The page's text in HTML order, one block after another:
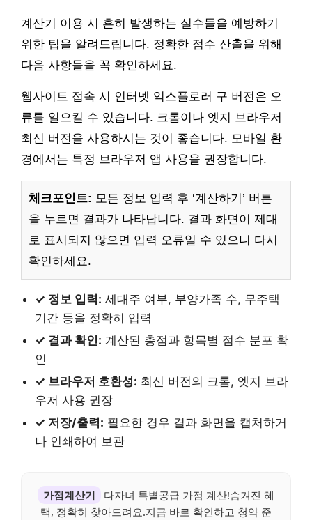
계산기 이용 시 흔히 발생하는 실수들을 예방하기
위한 팁을 알려드립니다. 정확한 점수 산출을 위해
다음 사항들을 꼭 확인하세요.
웹사이트 접속 시 인터넷 익스플로러 구 버전은 오
류를 일으킬 수 있습니다. 크롬이나 엣지 브라우저
최신 버전을 사용하시는 것이 좋습니다. 모바일 환
경에서는 특정 브라우저 앱 사용을 권장합니다.
체크포인트: 모든 정보 입력 후 ‘계산하기’ 버튼
을 누르면 결과가 나타납니다. 결과 화면이 제대
로 표시되지 않으면 입력 오류일 수 있으니 다시
확인하세요.
✓ 정보 입력: 세대주 여부, 부양가족 수, 무주택
기간 등을 정확히 입력
✓ 결과 확인: 계산된 총점과 항목별 점수 분포 확
인
✓ 브라우저 호환성: 최신 버전의 크롬, 엣지 브라
우저 사용 권장
✓ 저장/출력: 필요한 경우 결과 화면을 캡처하거
나 인쇄하여 보관
가점계산기
다자녀 특별공급 가점 계산!숨겨진 혜
택, 정확히 찾아드려요.지금 바로 확인하고 청약 준